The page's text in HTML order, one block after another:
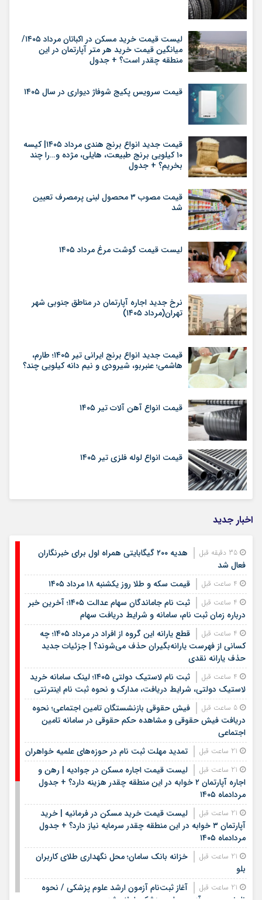
لیست قیمت خرید مسکن در اکباتان مرداد ۱۴۰۵/
میانگین قیمت خرید هر متر آپارتمان در این
منطقه چقدر است؟ + جدول
قیمت سرویس پکیج شوفاژ دیواری در سال ۱۴۰۵
قیمت جدید انواع برنج هندی مرداد ۱۴۰۵| کیسه
۱۰ کیلویی برنج طبیعت، هایلی، مژده و…را چند
بخریم؟ + جدول
قیمت مصوب ۳ محصول لبنی پرمصرف تعیین
شد
لیست قیمت گوشت مرغ مرداد ۱۴۰۵
نرخ جدید اجاره آپارتمان در مناطق جنوبی شهر
تهران(مرداد ۱۴۰۵)
قیمت جدید انواع برنج ایرانی تیر ۱۴۰۵؛ طارم،
هاشمی؛ عنبربو، شیرودی و نیم دانه کیلویی چند؟
قیمت انواع آهن آلات تیر ۱۴۰۵
قیمت انواع لوله فلزی تیر ۱۴۰۵
اخبار جدید
هدیه ۲۰۰ گیگابایتی همراه اول برای خبرنگاران
فعال شد
قیمت سکه و طلا روز یکشنبه ۱۸ مرداد ۱۴۰۵
ثبت نام جاماندگان سهام عدالت ۱۴۰۵؛ آخرین خبر
درباره زمان ثبت نام، سامانه و شرایط دریافت سهام
قطع یارانه این گروه از افراد در مرداد ۱۴۰۵؛ چه
کسانی از فهرست یارانه‌بگیران حذف می‌شوند؟ | جزئیات جدید
حذف یارانه نقدی
ثبت نام لاستیک دولتی ۱۴۰۵؛ لینک سامانه خرید
لاستیک دولتی، شرایط دریافت، مدارک و نحوه ثبت نام اینترنتی
فیش حقوقی بازنشستگان تامین اجتماعی؛ نحوه
دریافت فیش حقوقی و مشاهده حکم حقوقی در سامانه تامین
اجتماعی
تمدید مهلت ثبت نام در حوزه‌های علمیه خواهران
لیست قیمت اجاره مسکن در جوادیه | رهن و
اجاره آپارتمان ۲ خوابه در این منطقه چقدر هزینه دارد؟ + جدول
مردادماه ۱۴۰۵
لیست قیمت خرید مسکن در فرمانیه | خرید
آپارتمان ۳ خوابه در این منطقه چقدر سرمایه نیاز دارد؟ + جدول
مردادماه ۱۴۰۵
خزانه بانک سامان؛ محل نگهداری طلای کاربران
بلو
آغاز ثبت‌نام آزمون ارشد علوم پزشکی / نحوه